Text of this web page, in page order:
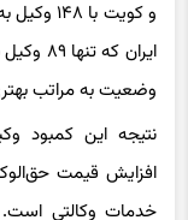
ایران
وضعیت به مراتب
نتیجه این کمبود
افزایش قیمت
خدمات وکالتی